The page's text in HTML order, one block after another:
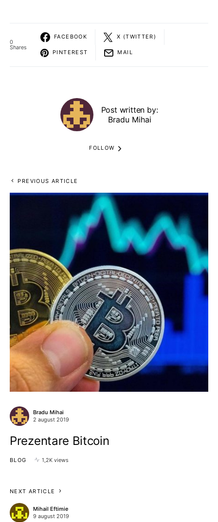
0
Shares
FACEBOOK X (TWITTER)
PINTEREST MAIL
Post written by:
Bradu Mihai
FOLLOW
PREVIOUS ARTICLE
Bradu Mihai
2 august 2019
Prezentare Bitcoin
BLOG 1,2K views
NEXT ARTICLE
Mihail Eftimie
9 august 2019